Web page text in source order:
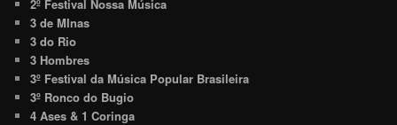
2º Festival Nossa Música
3 de MInas
3 do Rio
3 Hombres
3º Festival da Música Popular Brasileira
3º Ronco do Bugio
4 Ases & 1 Coringa